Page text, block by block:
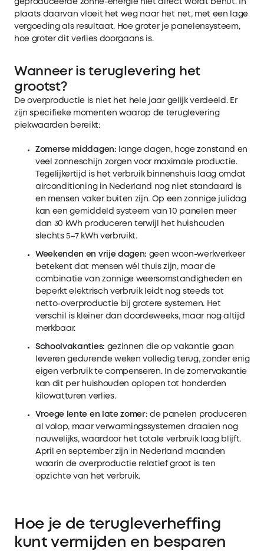
geproduceerde zonne-energie niet direct wordt benut. In
plaats daarvan vloeit het weg naar het net, met een lage
vergoeding als resultaat. Hoe groter je panelensysteem,
hoe groter dit verlies doorgaans is.
Wanneer is teruglevering het
grootst?
De overproductie is niet het hele jaar gelijk verdeeld. Er
zijn specifieke momenten waarop de teruglevering
piekwaarden bereikt:
Zomerse middagen: lange dagen, hoge zonstand en
veel zonneschijn zorgen voor maximale productie.
Tegelijkertijd is het verbruik binnenshuis laag omdat
airconditioning in Nederland nog niet standaard is
en mensen vaker buiten zijn. Op een zonnige julidag
kan een gemiddeld systeem van 10 panelen meer
dan 30 kWh produceren terwijl het huishouden
slechts 5–7 kWh verbruikt.
Weekenden en vrije dagen: geen woon-werkverkeer
betekent dat mensen wél thuis zijn, maar de
combinatie van zonnige weersomstandigheden en
beperkt elektrisch verbruik leidt nog steeds tot
netto-overproductie bij grotere systemen. Het
verschil is kleiner dan doordeweeks, maar nog altijd
merkbaar.
Schoolvakanties: gezinnen die op vakantie gaan
leveren gedurende weken volledig terug, zonder enig
eigen verbruik te compenseren. In de zomervakantie
kan dit per huishouden oplopen tot honderden
kilowatturen verlies.
Vroege lente en late zomer: de panelen produceren
al volop, maar verwarmingssystemen draaien nog
nauwelijks, waardoor het totale verbruik laag blijft.
April en september zijn in Nederland maanden
waarin de overproductie relatief groot is ten
opzichte van het verbruik.
Hoe je de terugleverheffing
kunt vermijden en besparen